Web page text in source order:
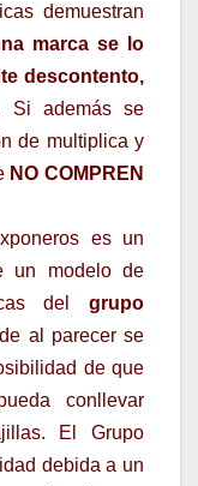
demuestran
marca se lo
descontento,
Si además se
de multiplica y
NO COMPREN
es un
un modelo de
del grupo
al parecer se
de que
conllevar
El Grupo
debida a un